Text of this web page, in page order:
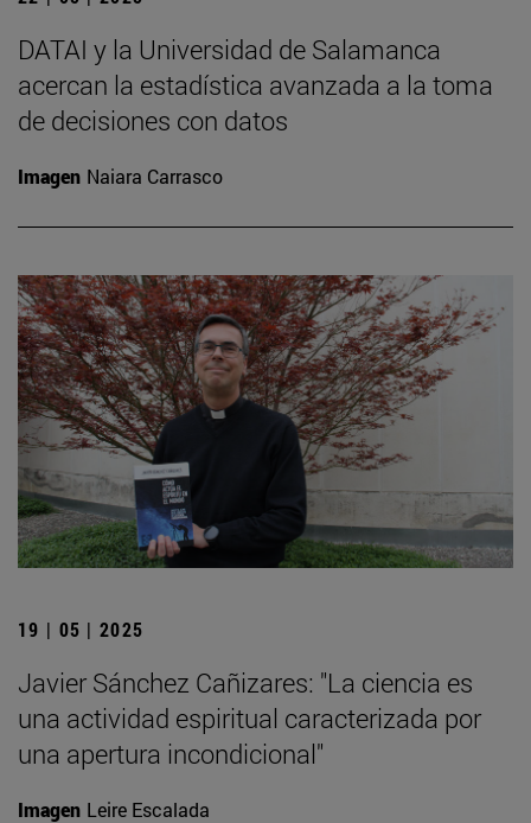
DATAI y la Universidad de Salamanca
acercan la estadística avanzada a la toma
de decisiones con datos
Imagen Naiara Carrasco
19 | 05 | 2025
Javier Sánchez Cañizares: "La ciencia es
una actividad espiritual caracterizada por
una apertura incondicional"
Imagen Leire Escalada